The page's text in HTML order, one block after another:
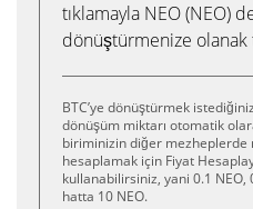
tıklamayla NEO (NEO)
dönüştürmenize olanak
BTC’ye dönüştürmek
dönüşüm miktarı otomatik
biriminizin diğer
hesaplamak için Fiyat
kullanabilirsiniz, yani 0.1 NEO,
hatta 10 NEO.